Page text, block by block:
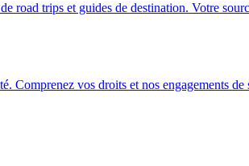
road trips et guides de destination. Votre
Comprenez vos droits et nos engagements de